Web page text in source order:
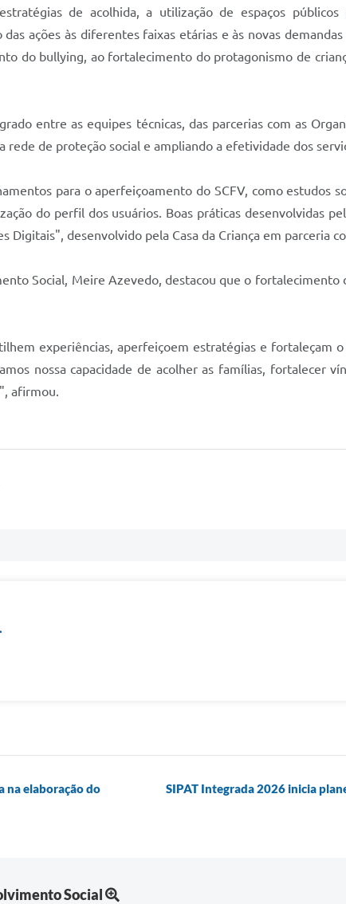
de acolhida, a utilização de espaços
ações às diferentes faixas etárias e às novas
do bullying, ao fortalecimento do protagonismo de
entre as equipes técnicas, das parcerias com as
de proteção social e ampliando a efetividade dos
para o aperfeiçoamento do SCFV, como estudos
do perfil dos usuários. Boas práticas desenvolvidas
Digitais", desenvolvido pela Casa da Criança em parceria
Social, Meire Azevedo, destacou que o
experiências, aperfeiçoem estratégias e fortaleçam
nossa capacidade de acolher as famílias, fortalecer
afirmou.
na elaboração do
SIPAT Integrada 2026 inicia
Social